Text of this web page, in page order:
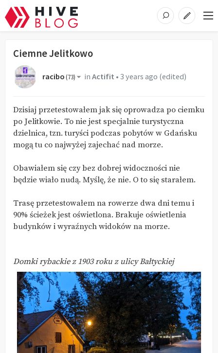
Ciemne Jelitkowo
racibo(73) inActifit •3 years ago (edited)
Dzisiaj przetestowałem jak się oprowadza po ciemku
po Jelitkowie. To nie jest specjalnie turystyczna
dzielnica, tzn. turyści podczas pobytów w Gdańsku
mogą tu co najwyżej zajechać nad morze.
Obawiałem się czy bez dobrej widoczności nie
będzie wiało nudą. Myślę, że nie. O to się starałem.
Trasę przetestowałem na rowerze dwa dni temu i
90% ścieżek jest oświetlona. Brakuje oświetlenia
budynków i wyraźnych widoków na morze.
Domki rybackie z 1903 roku z ulicy Bałtyckiej